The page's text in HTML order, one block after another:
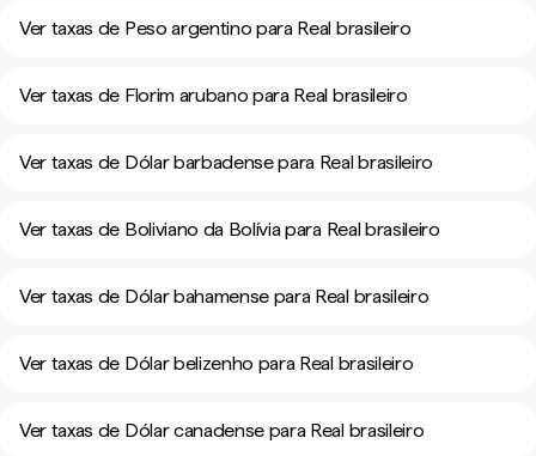
Ver taxas de Peso argentino para Real brasileiro
Ver taxas de Florim arubano para Real brasileiro
Ver taxas de Dólar barbadense para Real brasileiro
Ver taxas de Boliviano da Bolívia para Real brasileiro
Ver taxas de Dólar bahamense para Real brasileiro
Ver taxas de Dólar belizenho para Real brasileiro
Ver taxas de Dólar canadense para Real brasileiro